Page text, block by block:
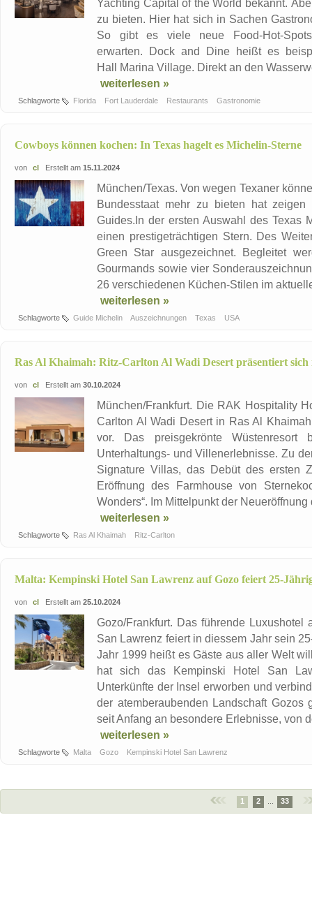
Yachting Capital of the World bekannt.
zu bieten. Hier hat sich in Sachen
So gibt es viele neue Food-Hot-
erwarten. Dock and Dine heißt es
Hall Marina Village. Direkt an den
weiterlesen »
Schlagworte Florida Fort Lauderdale Restaurants Gastronomie
Cowboys können kochen: In Texas hagelt es Michelin-Sterne
von cl Erstellt am 15.11.2024
München/Texas. Von wegen Texaner
Bundesstaat mehr zu bieten hat
Guides.In der ersten Auswahl des Texas
einen prestigeträchtigen Stern. Des
Green Star ausgezeichnet. Begleitet
Gourmands sowie vier
26 verschiedenen Küchen-Stilen im
weiterlesen »
Schlagworte Guide Michelin Auszeichnungen Texas USA
Ras Al Khaimah: Ritz-Carlton Al Wadi Desert präsentiert sich
von cl Erstellt am 30.10.2024
München/Frankfurt. Die RAK Hospitality
Carlton Al Wadi Desert in Ras Al
vor. Das preisgekrönte
Unterhaltungs- und Villenerlebnisse. Zu
Signature Villas, das Debüt des ersten
Eröffnung des Farmhouse von
Wonders“. Im Mittelpunkt der
weiterlesen »
Schlagworte Ras Al Khaimah Ritz-Carlton
Malta: Kempinski Hotel San Lawrenz auf Gozo feiert 25-
von cl Erstellt am 25.10.2024
Gozo/Frankfurt. Das führende
San Lawrenz feiert in diessem Jahr sein
Jahr 1999 heißt es Gäste aus aller Welt
hat sich das Kempinski Hotel San
Unterkünfte der Insel erworben und
der atemberaubenden Landschaft
seit Anfang an besondere Erlebnisse, von
weiterlesen »
Schlagworte Malta Gozo Kempinski Hotel San Lawrenz
1 2 33